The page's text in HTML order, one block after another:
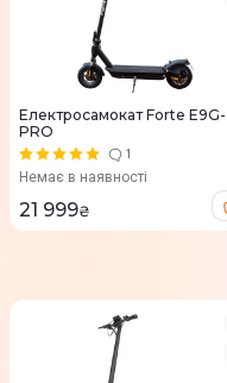
Електросамокат Forte E9G-
PRO
1
Немає в наявності
21 999₴